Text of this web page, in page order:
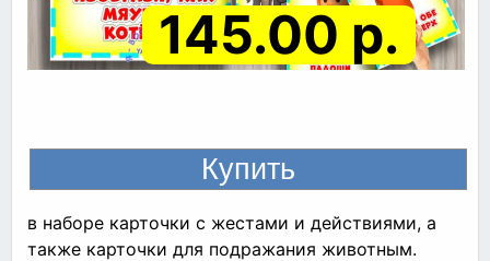
145.00 р.
в наборе карточки с жестами и действиями, а
также карточки для подражания животным.